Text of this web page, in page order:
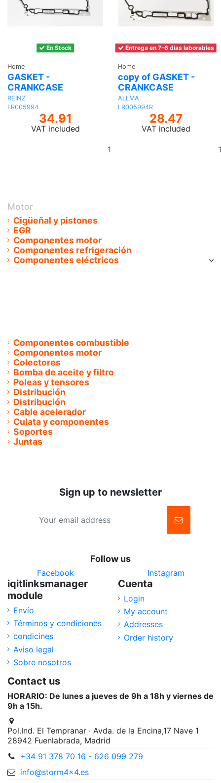
En Stock
Home
GASKET -
CRANKCASE
REINZ
LR005994
34.91
VAT included
Entrega en 7-6 días laborables
Home
copy of GASKET -
CRANKCASE
ALLMA
LR005994R
28.47
VAT included
Motor
Cigüeñal y pistones
EGR
Componentes motor
Componentes refrigeración
Componentes eléctricos
Componentes combustible
Componentes motor
Colectores
Bomba de aceite y filtro
Poleas y tensores
Distribución
Distribución
Cable acelerador
Culata y componentes
Soportes
Juntas
Sign up to newsletter
Follow us
Facebook Instagram
iqitlinksmanager
module
Envío
Términos y condiciones
condicines
Aviso legal
Sobre nosotros
Cuenta
Login
My account
Addresses
Order history
Contact us
HORARIO: De lunes a jueves de 9h a 18h y viernes de
9h a 15h.
Pol.Ind. El Tempranar · Avda. de la Encina,17 Nave 1
28942 Fuenlabrada, Madrid
+34 91 378 70 16 - 626 099 279
info@storm4x4.es